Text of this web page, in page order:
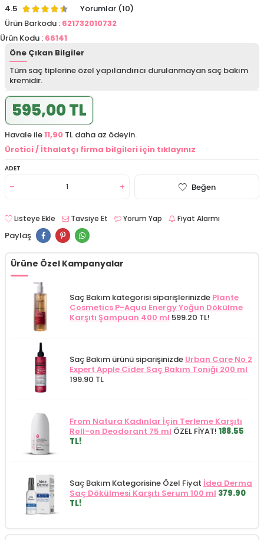
4.5
Yorumlar (10)
Ürün Barkodu : 621732010732
Ürün Kodu : 66141
Öne Çıkan Bilgiler
Tüm saç tiplerine özel yapılandırıcı durulanmayan saç bakım
kremidir.
595,00 TL
Havale ile11,90 TL daha az ödeyin.
Üretici / İthalatçı firma bilgileri için tıklayınız
ADET
Beğen
Listeye Ekle Tavsiye Et Yorum Yap Fiyat Alarmı
Paylaş
Ürüne Özel Kampanyalar
Saç Bakım kategorisi siparişlerinizde Plante
Cosmetics P-Aqua Energy Yoğun Dökülme
Karşıtı Şampuan 400 ml 599.20 TL!
Saç Bakım ürünü siparişinizde Urban Care No 2
Expert Apple Cider Saç Bakım Toniği 200 ml
199.90 TL
From Natura Kadınlar İçin Terleme Karşıtı
Roll-on Deodorant 75 ml ÖZEL FİYAT! 188.55
TL!
Saç Bakım Kategorisine Özel Fiyat İdea Derma
Saç Dökülmesi Karşıtı Serum 100 ml 379.90
TL!